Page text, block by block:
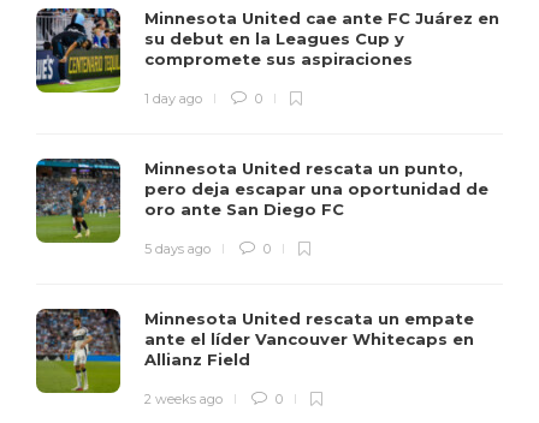
Minnesota United cae ante FC Juárez en
su debut en la Leagues Cup y
compromete sus aspiraciones
1 day ago 0
Minnesota United rescata un punto,
pero deja escapar una oportunidad de
oro ante San Diego FC
5 days ago 0
Minnesota United rescata un empate
ante el líder Vancouver Whitecaps en
Allianz Field
2 weeks ago 0